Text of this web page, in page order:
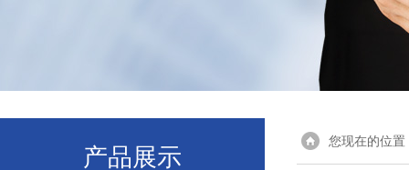
产品展示
您现在的位置